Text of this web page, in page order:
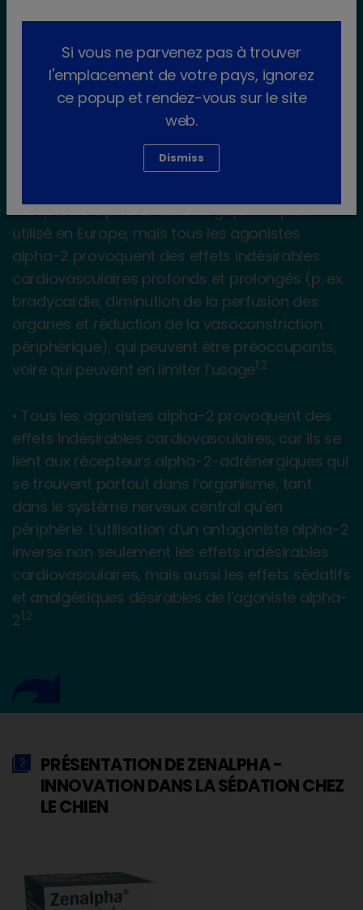
Un outil essentiel dans le cabinet
La sédation est un outil essentiel dans toutes
les vétérinaires. Une sédation efficace facilite
une série de procédures et de traitements,
permettant l’optimisation et le contrôle des
récepteurs alpha-2-adrénergiques le plus
utilisé en Europe, mais tous les agonistes
alpha-2 provoquent des effets indésirables
cardiovasculaires profonds et prolongés (p. ex.
bradycardie, diminution de la perfusion des
organes et réduction de la vasoconstriction
périphérique), qui peuvent être préoccupants,
voire qui peuvent en limiter l’usage1,2
• Tous les agonistes alpha-2 provoquent des
effets indésirables cardiovasculaires, car ils se
lient aux récepteurs alpha-2-adrénergiques qui
se trouvent partout dans l’organisme, tant
dans le système nerveux central qu’en
périphérie. L’utilisation d’un antagoniste alpha-2
inverse non seulement les effets indésirables
cardiovasculaires, mais aussi les effets sédatifs
et analgésiques désirables de l’agoniste alpha-
21,2
PRÉSENTATION DE ZENALPHA -
INNOVATION DANS LA SÉDATION CHEZ
LE CHIEN
Si vous ne parvenez pas à trouver
l'emplacement de votre pays, ignorez
ce popup et rendez-vous sur le site
web.
Dismiss